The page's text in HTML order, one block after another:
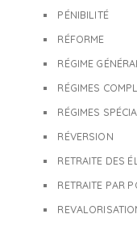
PÉNIBILITÉ
RÉFORME
RÉGIME
RÉGIMES
RÉGIMES
RÉVERSION
RETRAITE DES
RETRAITE PAR